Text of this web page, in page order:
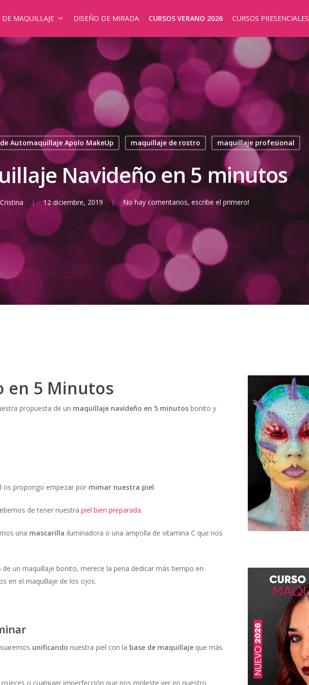
DE MAQUILLAJE DISEÑO DE MIRADA CURSOS VERANO 2026 CURSOS PRESENCIALES
Automaquillaje Apolo MakeUp maquillaje de rostro maquillaje profesional
Navideño en 5 minutos
Cristina 12 diciembre, 2019 No hay comentarios, escribe el primero!
en 5 Minutos
propuesta de un maquillaje navideño en 5 minutos bonito y
os propongo empezar por mimar nuestra piel.
de tener nuestra piel bien preparada.
una mascarilla iluminadora o una ampolla de vitamina C que nos
un maquillaje bonito, merece la pena dedicar más tiempo en
en el maquillaje de los ojos.
unificando nuestra piel con la base de maquillaje que más
o cualquier imperfección que nos moleste ver en nuestro